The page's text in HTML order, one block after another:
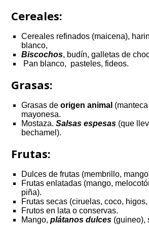
Cereales:
Cereales refinados (maicena),
blanco,
Biscochos, budín, galletas de
Pan blanco, pasteles, fideos.
Grasas:
Grasas deorigen animal
mayonesa.
Mostaza.Salsas espesas (que
bechamel).
Frutas:
Dulces de frutas (membrillo,
Frutas enlatadas (mango,
piña).
Frutas secas (ciruelas, coco,
Frutos en lata o conservas.
Mango,plátanos dulces (guineo),